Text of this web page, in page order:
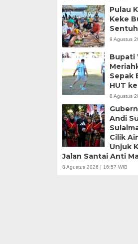
Pulau
Keke
9 Agustus
Bupati
Sepak
HUT
8 Agustus
Andi
Cilik
Unjuk
Jalan Santai Anti
8 Agustus 2026 | 16:57 WIB